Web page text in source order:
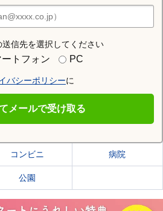
送信先を選択してください
ートフォン PC
バシーポリシーに
メールで受け取る
更別村の情報を見る
覧
コンビニ 病院
公園